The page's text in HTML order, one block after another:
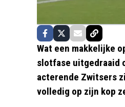
Wat een makkelijke
slotfase uitgedraaid
acterende Zwitsers
volledig op zijn kop